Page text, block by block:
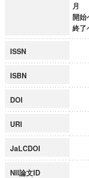
月
開始
終了
ISSN
ISBN
DOI
URI
JaLCDOI
NII論文ID